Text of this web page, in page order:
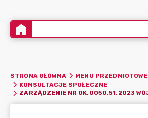
STRONA GŁÓWNA
MENU PRZEDMIOTOWE
KONSULTACJE SPOŁECZNE